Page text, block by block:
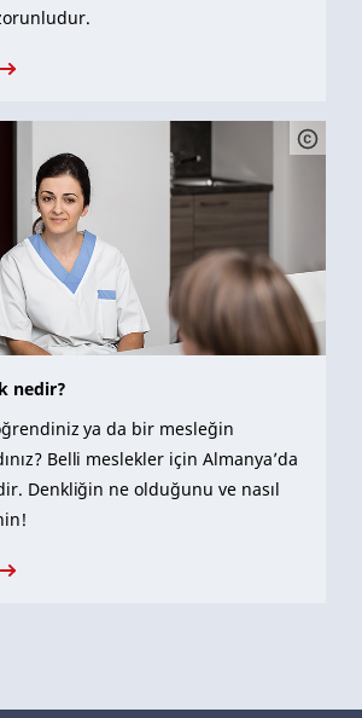
nedir?
ya da bir mesleğin
Belli meslekler için Almanya’da
Denkliğin ne olduğunu ve nasıl